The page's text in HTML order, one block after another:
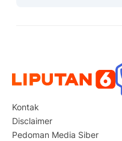
Kontak
Disclaimer
Pedoman Media Siber